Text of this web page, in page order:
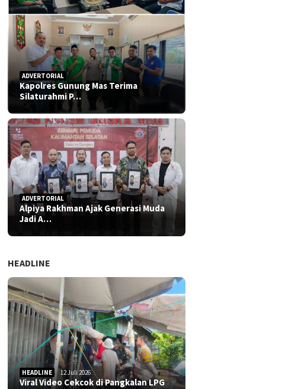
ADVERTORIAL
Kapolres Gunung Mas Terima
Silaturahmi P…
ADVERTORIAL
Alpiya Rakhman Ajak Generasi Muda
Jadi A…
HEADLINE
HEADLINE 12 Juli 2026
Viral Video Cekcok di Pangkalan LPG